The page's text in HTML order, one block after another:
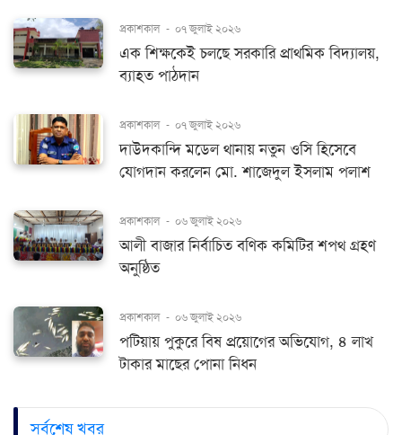
প্রকাশকাল - ০৭ জুলাই ২০২৬
এক শিক্ষকেই চলছে সরকারি প্রাথমিক বিদ্যালয়,
ব্যাহত পাঠদান
প্রকাশকাল - ০৭ জুলাই ২০২৬
দাউদকান্দি মডেল থানায় নতুন ওসি হিসেবে
যোগদান করলেন মো. শাজেদুল ইসলাম পলাশ
প্রকাশকাল - ০৬ জুলাই ২০২৬
আলী বাজার নির্বাচিত বণিক কমিটির শপথ গ্রহণ
অনুষ্ঠিত
প্রকাশকাল - ০৬ জুলাই ২০২৬
পটিয়ায় পুকুরে বিষ প্রয়োগের অভিযোগ, ৪ লাখ
টাকার মাছের পোনা নিধন
সর্বশেষ খবর